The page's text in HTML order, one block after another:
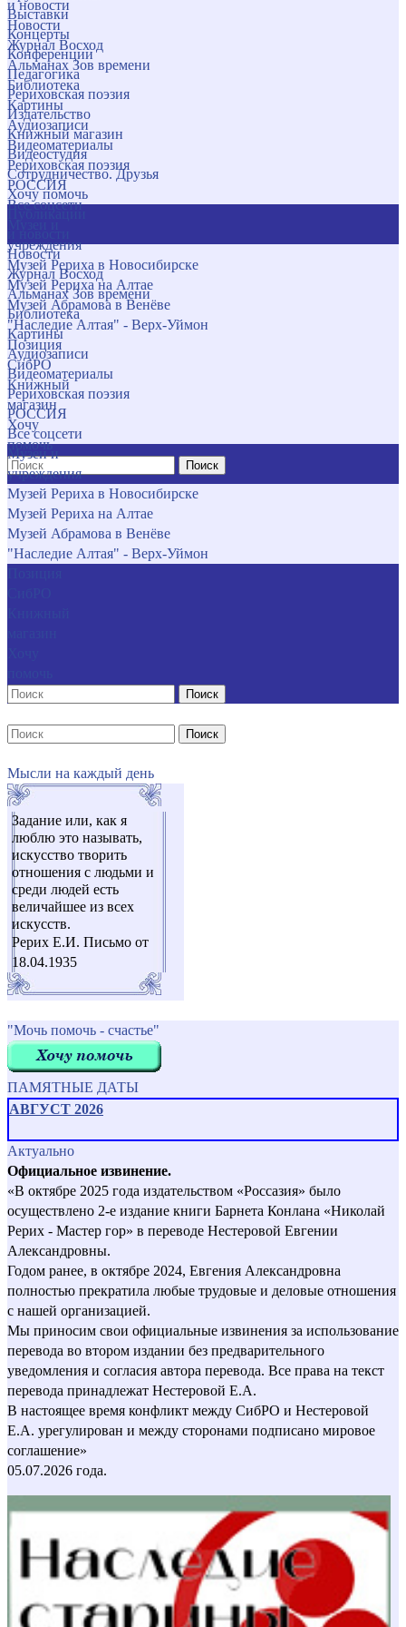
и новости
Новости
Журнал Восход
Альманах Зов времени
Библиотека
Картины
Аудиозаписи
Видеоматериалы
Рериховская поэзия
РОССИЯ
Все соцсети
учреждения
Музей Рериха в Новосибирске
Музей Рериха на Алтае
Музей Абрамова в Венёве
"Наследие Алтая" - Верх-Уймон
Позиция
СибРО
Книжный
магазин
Хочу
помочь
Поиск
Выставки
Концерты
Конференции
Педагогика
Рериховская поэзия
Издательство
Книжный магазин
Видеостудия
Сотрудничество. Друзья
Хочу помочь
Новости
Журнал Восход
Альманах Зов времени
Библиотека
Картины
Аудиозаписи
Видеоматериалы
Рериховская поэзия
РОССИЯ
Все соцсети
Музеи и
учреждения
Музей Рериха в Новосибирске
Музей Рериха на Алтае
Музей Абрамова в Венёве
"Наследие Алтая" - Верх-Уймон
Поиск
Поиск
Мысли на каждый день
Задание или, как я
люблю это называть,
искусство творить
отношения с людьми и
среди людей есть
величайшее из всех
искусств.
Рерих Е.И. Письмо от
18.04.1935
"Мочь помочь - счастье"
ПАМЯТНЫЕ ДАТЫ
АВГУСТ 2026
Актуально
Официальное извинение.
«В октябре 2025 года издательством «Россазия» было
осуществлено 2-е издание книги Барнета Конлана «Николай
Рерих - Мастер гор» в переводе Нестеровой Евгении
Александровны.
Годом ранее, в октябре 2024, Евгения Александровна
полностью прекратила любые трудовые и деловые отношения
с нашей организацией.
Мы приносим свои официальные извинения за использование
перевода во втором издании без предварительного
уведомления и согласия автора перевода. Все права на текст
перевода принадлежат Нестеровой Е.А.
В настоящее время конфликт между СибРО и Нестеровой
Е.А. урегулирован и между сторонами подписано мировое
соглашение»
05.07.2026 года.